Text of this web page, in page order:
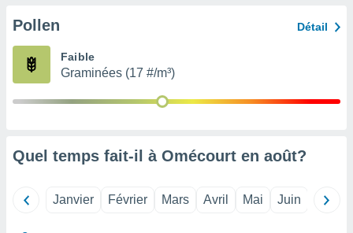
de la
non
des
le
le
Pollen Détail
Faible
Graminées (17 #/m³)
Quel temps fait-il à Omécourt en août?
Janvier Février Mars Avril Mai Juin Juillet